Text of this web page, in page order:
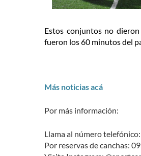
Estos conjuntos no
fueron los 60 minutos del
Más noticias acá
Por más información:
Llama al número
Por reservas de canchas: